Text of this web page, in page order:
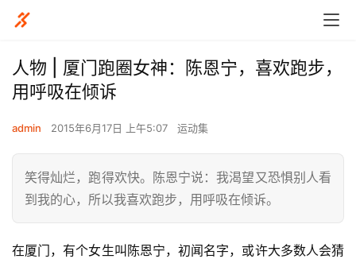
人物 | 厦门跑圈女神：陈恩宁，喜欢跑步，
用呼吸在倾诉
admin 2015年6月17日 上午5:07 运动集
笑得灿烂，跑得欢快。陈恩宁说：我渴望又恐惧别人看
到我的心，所以我喜欢跑步，用呼吸在倾诉。
在厦门，有个女生叫陈恩宁，初闻名字，或许大多数人会猜